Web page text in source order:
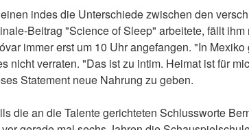
indes die Unterschiede zwischen den
Beitrag "Science of Sleep" arbeitete, fällt
immer erst um 10 Uhr angefangen. "In
nicht verraten. "Das ist zu intim. Heimat ist für
Statement neue Nahrung zu geben.
die an die Talente gerichteten Schlussworte